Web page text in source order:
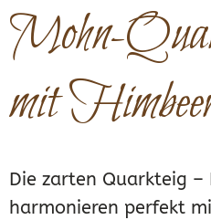
Mohn-
mit
Die zarten Quarkteig –
harmonieren perfekt